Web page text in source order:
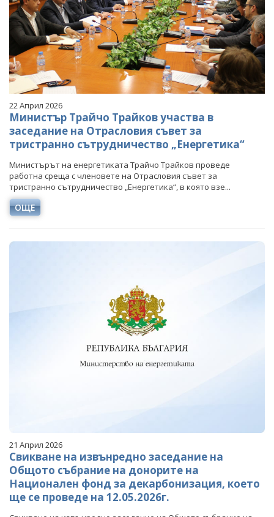
22 Април 2026
Министър Трайчо Трайков участва в
заседание на Отрасловия съвет за
тристранно сътрудничество „Енергетика“
Министърът на енергетиката Трайчо Трайков проведе
работна среща с членовете на Отрасловия съвет за
тристранно сътрудничество „Енергетика“, в която взе...
ОЩЕ
21 Април 2026
Свикване на извънредно заседание на
Общото събрание на донорите на
Национален фонд за декарбонизация, което
ще се проведе на 12.05.2026г.